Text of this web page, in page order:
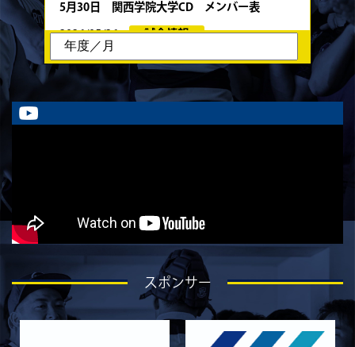
5月30日 関西学院大学CD メンバー表
2026/05/26
試合情報
6月13日・14日の試合お知らせ
2026/05/23
5月24日 春季トーナメント 京都産業大学
更のお知らせ
試合情報
5月9日 同志社大学戦 メンバー表
2026/05/08
試合情報
5/9 京都チャレンジリーグ vs同志社大学1回生
戦 試合時間変更のお知らせ
スポンサー